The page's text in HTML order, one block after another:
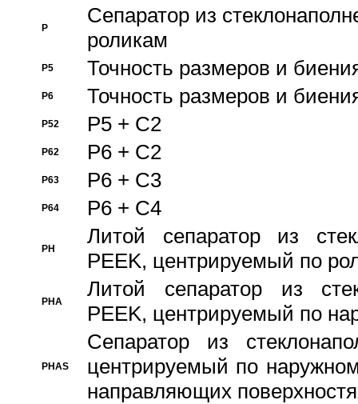
P
Cепаратор из
роликам
P5 Точность размеров и
P6 Точность размеров и
P52 P5 + C2
P62 P6 + C2
P63 P6 + C3
P64 P6 + C4
PH
Литой сепаратор из
PEEK, центрируемый по
PHA
Литой сепаратор из
PEEK, центрируемый по
PHAS
Сепаратор из
центрируемый по
направляющих